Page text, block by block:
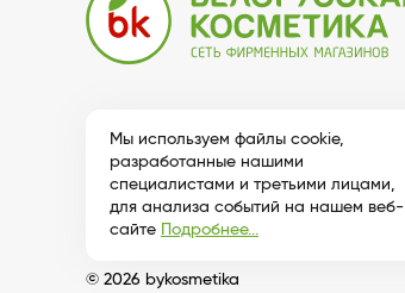
© 2026 bykosmetika
Мы используем файлы cookie,
разработанные нашими
специалистами и третьими лицами,
для анализа событий на нашем веб-
сайте Подробнее...